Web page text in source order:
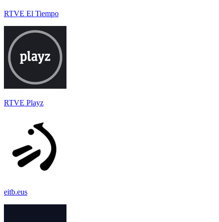
RTVE El Tiempo
RTVE Playz
eitb.eus